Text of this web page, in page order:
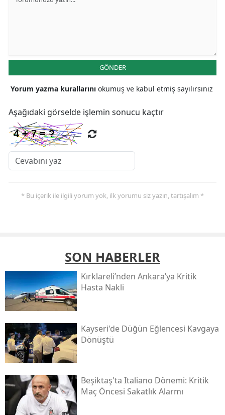
GÖNDER
Yorum yazma kurallarını okumuş ve kabul etmiş sayılırsınız
Aşağıdaki görselde işlemin sonucu kaçtır
* Bu içerik ile ilgili yorum yok, ilk yorumu siz yazın, tartışalım *
SON HABERLER
Kırklareli’nden Ankara’ya Kritik
Hasta Nakli
Kayseri'de Düğün Eğlencesi Kavgaya
Dönüştü
Beşiktaş'ta Italiano Dönemi: Kritik
Maç Öncesi Sakatlık Alarmı